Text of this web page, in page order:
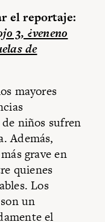
el reportaje:
3, ¿veneno
de
mayores
niños sufren
Además,
grave en
quienes
Los
un
el